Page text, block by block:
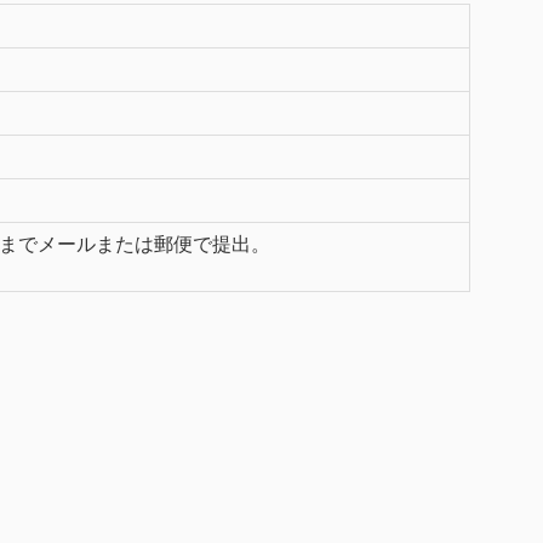
でメールまたは郵便で提出。